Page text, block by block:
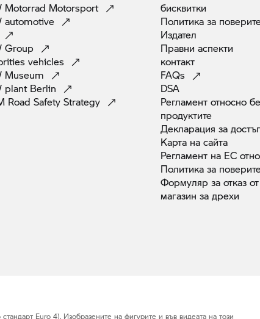
Motorrad Motorsport
automotive
Group
vehicles
Museum
plant Berlin
Road Safety Strategy
бисквитки
Политика за
Издател
Правни аспекти
контакт
FAQs
DSA
Регламент относно
продуктите
Декларация за
Карта на сайта
Регламент на ЕС
Политика за
Формуляр за отказ
магазин за дрехи
Euro 4). Изобразените на фигурите и във видеата на този